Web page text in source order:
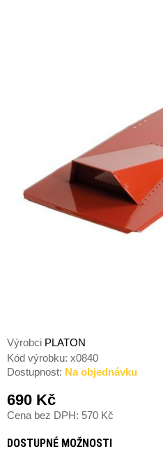
Výrobci PLATON
Kód výrobku: x0840
Dostupnost: Na objednávku
690 Kč
Cena bez DPH: 570 Kč
DOSTUPNÉ MOŽNOSTI